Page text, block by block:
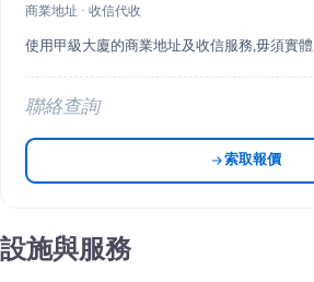
商業地址 · 收信代收
使用甲級大廈的商業地址及收信服務,毋須實體
聯絡查詢
索取報價
設施與服務